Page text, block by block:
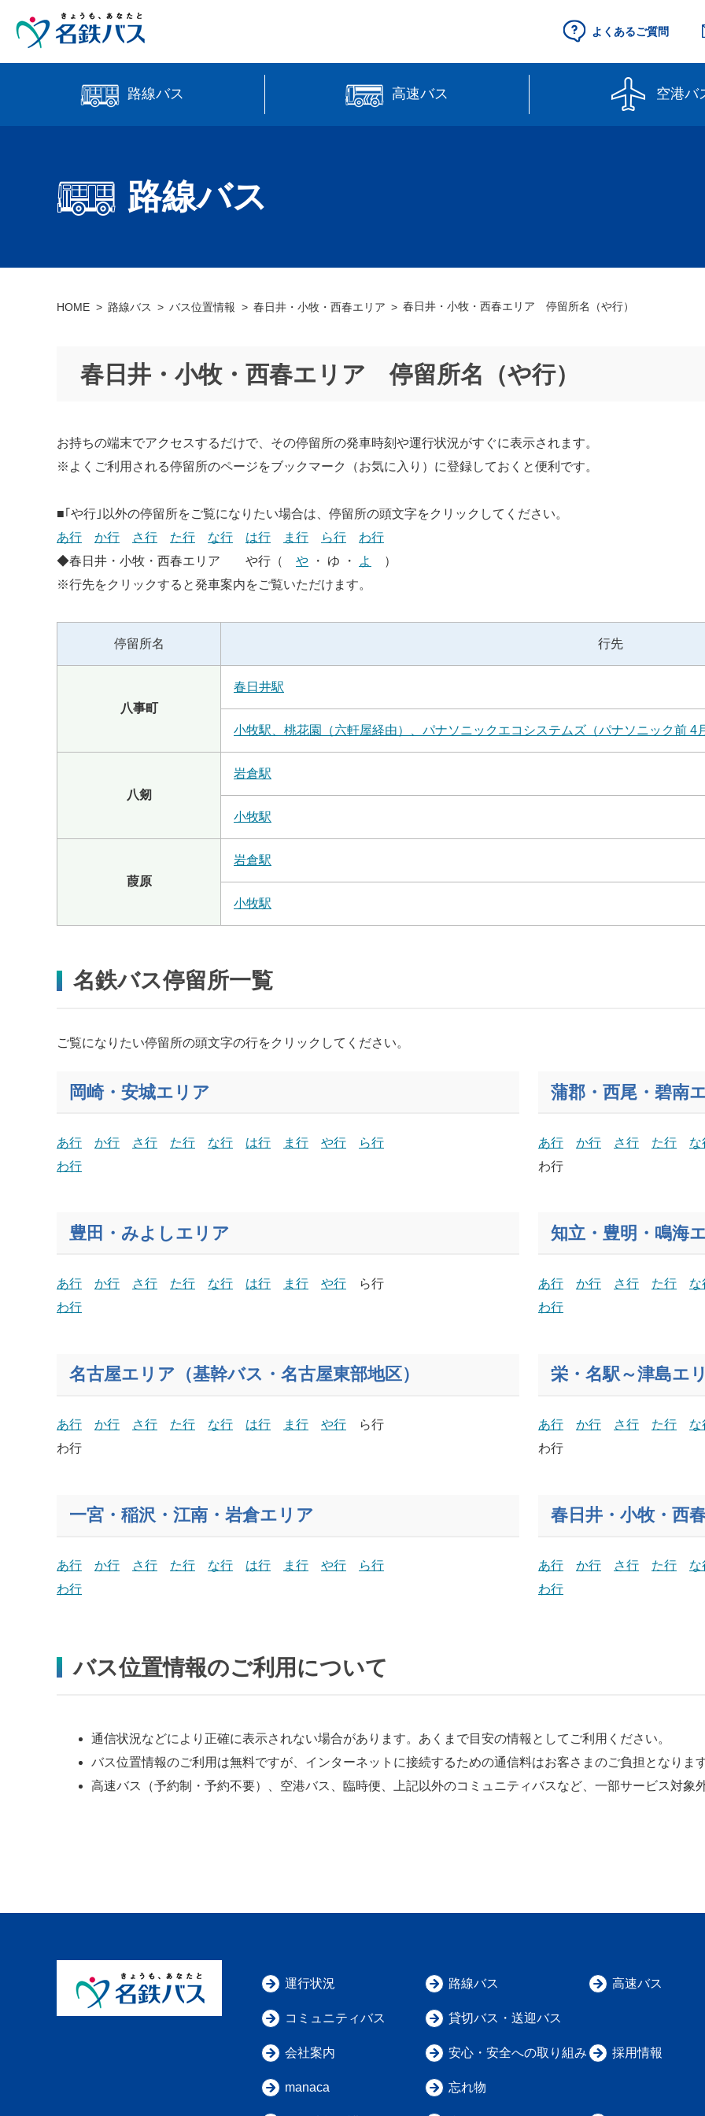
よくあるご質問
路線バス
時刻・運賃検索
バス位置情報 のりば案内
高速バス 空港バ
路線バス
HOME 路線バス バス位置情報 春日井・小牧・西春エリア 春日井・小牧・西春エリア 停留所名（や行）
春日井・小牧・西春エリア 停留所名（や行）
お持ちの端末でアクセスするだけで、その停留所の発車時刻や運行状況がすぐに表示されます。
※よくご利用される停留所のページをブックマーク（お気に入り）に登録しておくと便利です。
■｢や行｣以外の停留所をご覧になりたい場合は、停留所の頭文字をクリックしてください。
あ行
か行 さ行 た行 な行 は行 ま行 ら行
わ行
◆春日井・小牧・西春エリア や行（ や ・ ゆ ・ よ
）
※行先をクリックすると発車案内をご覧いただけます。
停留所名 行先
八事町
春日井駅
小牧駅、桃花園（六軒屋経由）、パナソニックエコシステムズ（パナソニック前 4
八剱
岩倉駅
小牧駅
葭原
岩倉駅
小牧駅
名鉄バス停留所一覧
ご覧になりたい停留所の頭文字の行をクリックしてください。
岡崎・安城エリア
あ行 か行 さ行 た行 な行 は行 ま行 や行
ら行
わ行
蒲郡 ・西尾・碧南
あ行 か行 さ行 た行 な
わ行
豊田・みよしエリア
あ行 か行 さ行 た行 な行 は行 ま行 や行 ら行
わ行
知立・豊明・鳴海
あ行 か行 さ行 た行 な
わ行
名古屋エリア（基幹バス・名古屋東部地区）
あ行 か行 さ行 た行 な行 は行 ま行 や行 ら行
わ行
栄・名駅～津島エ
あ行 か行 さ行 た行 な
わ行
一宮・稲沢・江南・岩倉エリア
あ行 か行 さ行 た行 な行 は行 ま行 や行
ら行
わ行
春日井・小牧・西
あ行 か行 さ行 た行 な
わ行
バス位置情報のご利用について
通信状況などにより正確に表示されない場合があります。あくまで目安の情報としてご利用ください。
バス位置情報のご利用は無料ですが、インターネットに接続するための通信料はお客さまのご負担となります
高速バス（予約制・予約不要）、空港バス、臨時便、上記以外のコミュニティバスなど、一部サービス対象
運行状況 路線バス 高速バス
コミュニティバス 貸切バス・送迎バス
会社案内 安心・安全への取り組み 採用情報
manaca 忘れ物